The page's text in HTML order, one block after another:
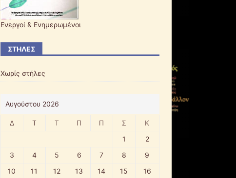
Ενεργοί & Ενημερωμένοι
ΣΤΉΛΕΣ
Χωρίς στήλες
Αυγούστου 2026
Δ Τ Τ Π Π Σ Κ
1
2
3
4 5 6 7 8
9
10
11 12 13 14 15
16